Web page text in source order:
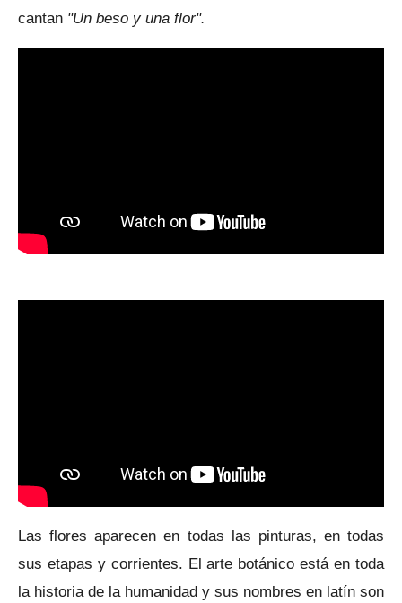
cantan "Un beso y una flor".
Las flores aparecen en todas las pinturas, en todas
sus etapas y corrientes. El arte botánico está en toda
la historia de la humanidad y sus nombres en latín son